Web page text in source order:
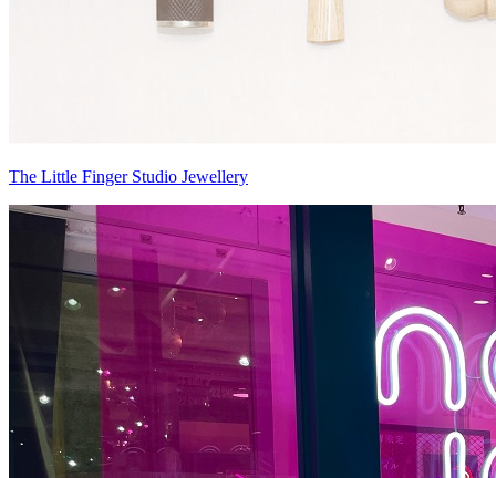
The Little Finger Studio Jewellery